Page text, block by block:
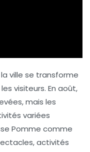
la ville se transforme
visiteurs. En août,
mais les
variées
Pomme comme
activités